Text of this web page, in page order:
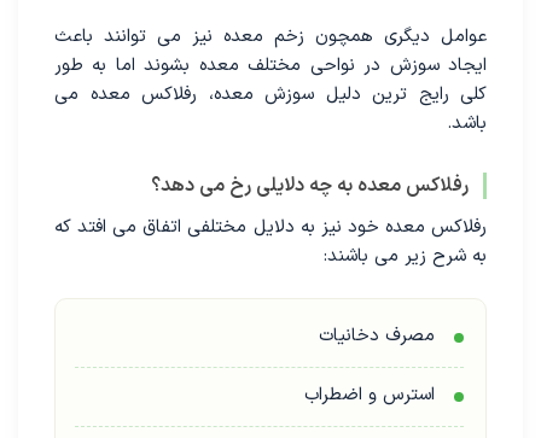
عوامل دیگری همچون زخم معده نیز می توانند باعث
ایجاد سوزش در نواحی مختلف معده بشوند اما به طور
کلی رایج ترین دلیل سوزش معده، رفلاکس معده می
باشد.
رفلاکس معده به چه دلایلی رخ می دهد؟
رفلاکس معده خود نیز به دلایل مختلفی اتفاق می افتد که
به شرح زیر می باشند:
مصرف دخانیات
استرس و اضطراب